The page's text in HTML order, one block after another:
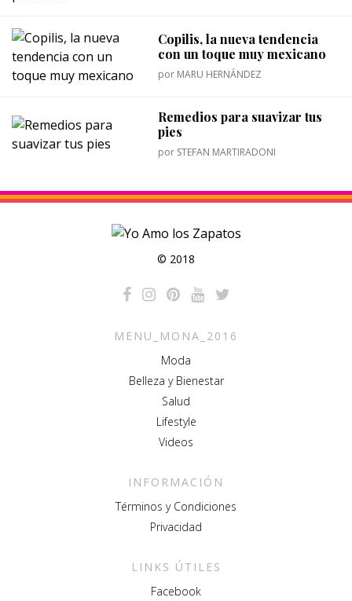
Copilis, la nueva tendencia
con un toque muy mexicano
por MARU HERNÁNDEZ
Remedios para suavizar tus
pies
por STEFAN MARTIRADONI
© 2018
MENU_MONA_2016
Moda
Belleza y Bienestar
Salud
Lifestyle
Videos
INFORMACIÓN
Términos y Condiciones
Privacidad
LINKS ÚTILES
Facebook